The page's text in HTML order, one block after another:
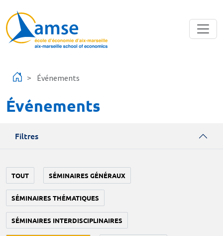
Événements
Événements
Filtres
TOUT SÉMINAIRES GÉNÉRAUX
SÉMINAIRES THÉMATIQUES
SÉMINAIRES INTERDISCIPLINAIRES